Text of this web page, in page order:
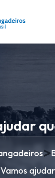
>
Vamos